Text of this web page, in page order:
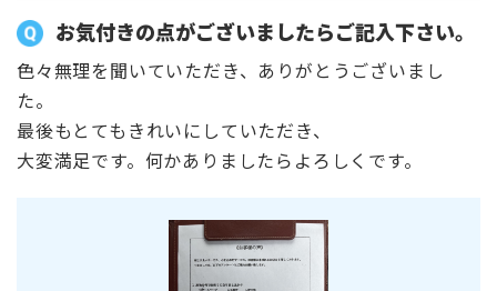
お気付きの点がございましたらご記入下さい。
色々無理を聞いていただき、ありがとうございまし
た。
最後もとてもきれいにしていただき、
大変満足です。何かありましたらよろしくです。